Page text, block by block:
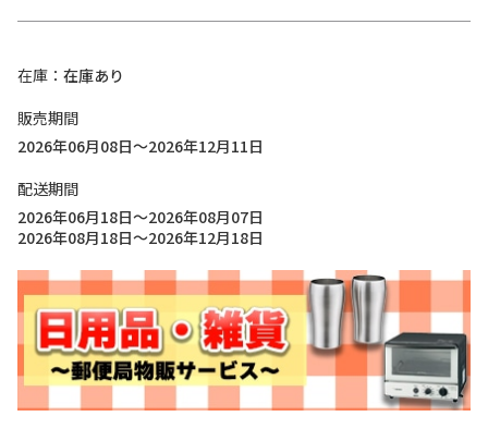
在庫
在庫あり
販売期間
2026年06月08日～2026年12月11日
配送期間
2026年06月18日～2026年08月07日
2026年08月18日～2026年12月18日